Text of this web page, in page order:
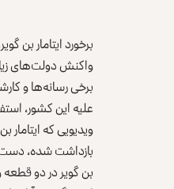
برخورد ایتامار بن
واکنش دولت‌های
برخی رسانه‌ها و
علیه این کشور،
ویدیویی که ایتامار
بازداشت شده،
بن گویر در دو